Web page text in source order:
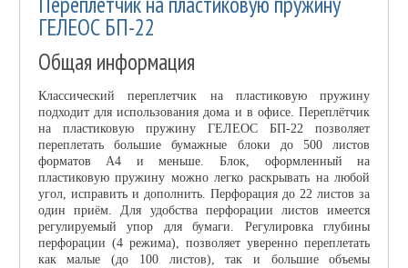
ГЕЛЕОС БП-22
Общая информация
Классический переплетчик на пластиковую пружину
подходит для использования дома и в офисе. Переплётчик
на пластиковую пружину ГЕЛЕОС БП-22 позволяет
переплетать большие бумажные блоки до 500 листов
форматов А4 и меньше. Блок, оформленный на
пластиковую пружину можно легко раскрывать на любой
угол, исправить и дополнить. Перфорация до 22 листов за
один приём. Для удобства перфорации листов имеется
регулируемый упор для бумаги. Регулировка глубины
перфорации (4 режима), позволяет уверенно переплетать
как малые (до 100 листов), так и большие объемы